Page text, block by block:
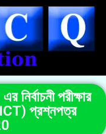
নির্বাচনী পরীক্ষার
প্রশ্নপত্র